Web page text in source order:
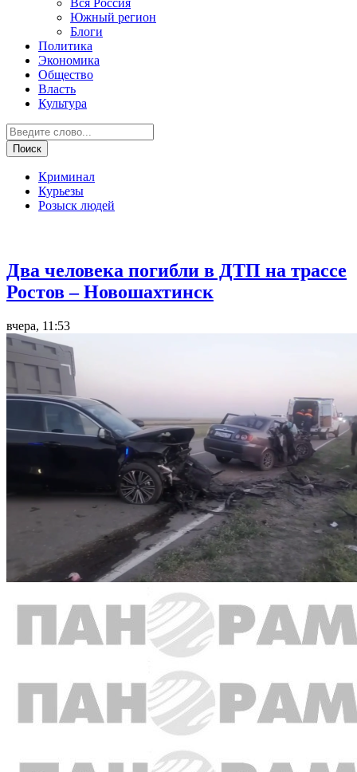
Вся Россия
Южный регион
Блоги
Политика
Экономика
Общество
Власть
Культура
Криминал
Курьезы
Розыск людей
Два человека погибли в ДТП на трассе
Ростов – Новошахтинск
вчера, 11:53